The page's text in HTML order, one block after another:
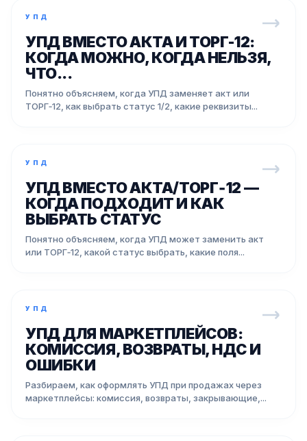
УПД
УПД ВМЕСТО АКТА И ТОРГ-12:
КОГДА МОЖНО, КОГДА НЕЛЬЗЯ,
ЧТО...
Понятно объясняем, когда УПД заменяет акт или
ТОРГ‑12, как выбрать статус 1/2, какие реквизиты...
УПД
УПД ВМЕСТО АКТА/ТОРГ‑12 —
КОГДА ПОДХОДИТ И КАК
ВЫБРАТЬ СТАТУС
Понятно объясняем, когда УПД может заменить акт
или ТОРГ‑12, какой статус выбрать, какие поля...
УПД
УПД ДЛЯ МАРКЕТПЛЕЙСОВ:
КОМИССИЯ, ВОЗВРАТЫ, НДС И
ОШИБКИ
Разбираем, как оформлять УПД при продажах через
маркетплейсы: комиссия, возвраты, закрывающие,...